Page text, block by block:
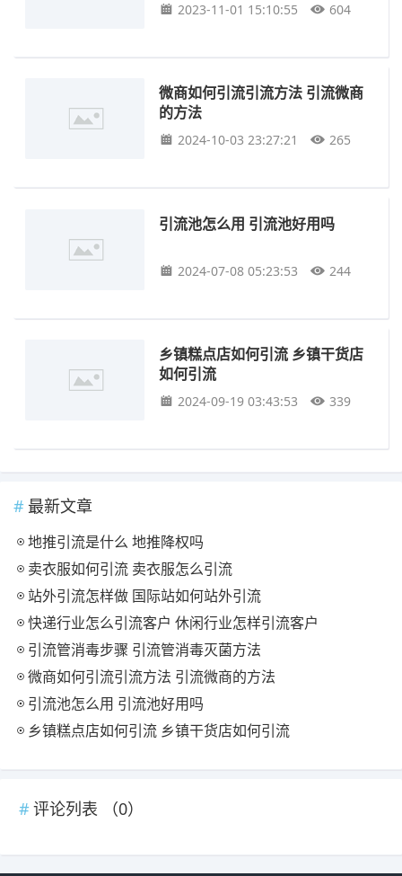
2023-11-01 15:10:55 604
微商如何引流引流方法 引流微商
的方法
2024-10-03 23:27:21 265
引流池怎么用 引流池好用吗
2024-07-08 05:23:53 244
乡镇糕点店如何引流 乡镇干货店
如何引流
2024-09-19 03:43:53 339
最新文章
地推引流是什么 地推降权吗
卖衣服如何引流 卖衣服怎么引流
站外引流怎样做 国际站如何站外引流
快递行业怎么引流客户 休闲行业怎样引流客户
引流管消毒步骤 引流管消毒灭菌方法
微商如何引流引流方法 引流微商的方法
引流池怎么用 引流池好用吗
乡镇糕点店如何引流 乡镇干货店如何引流
评论列表 （0）